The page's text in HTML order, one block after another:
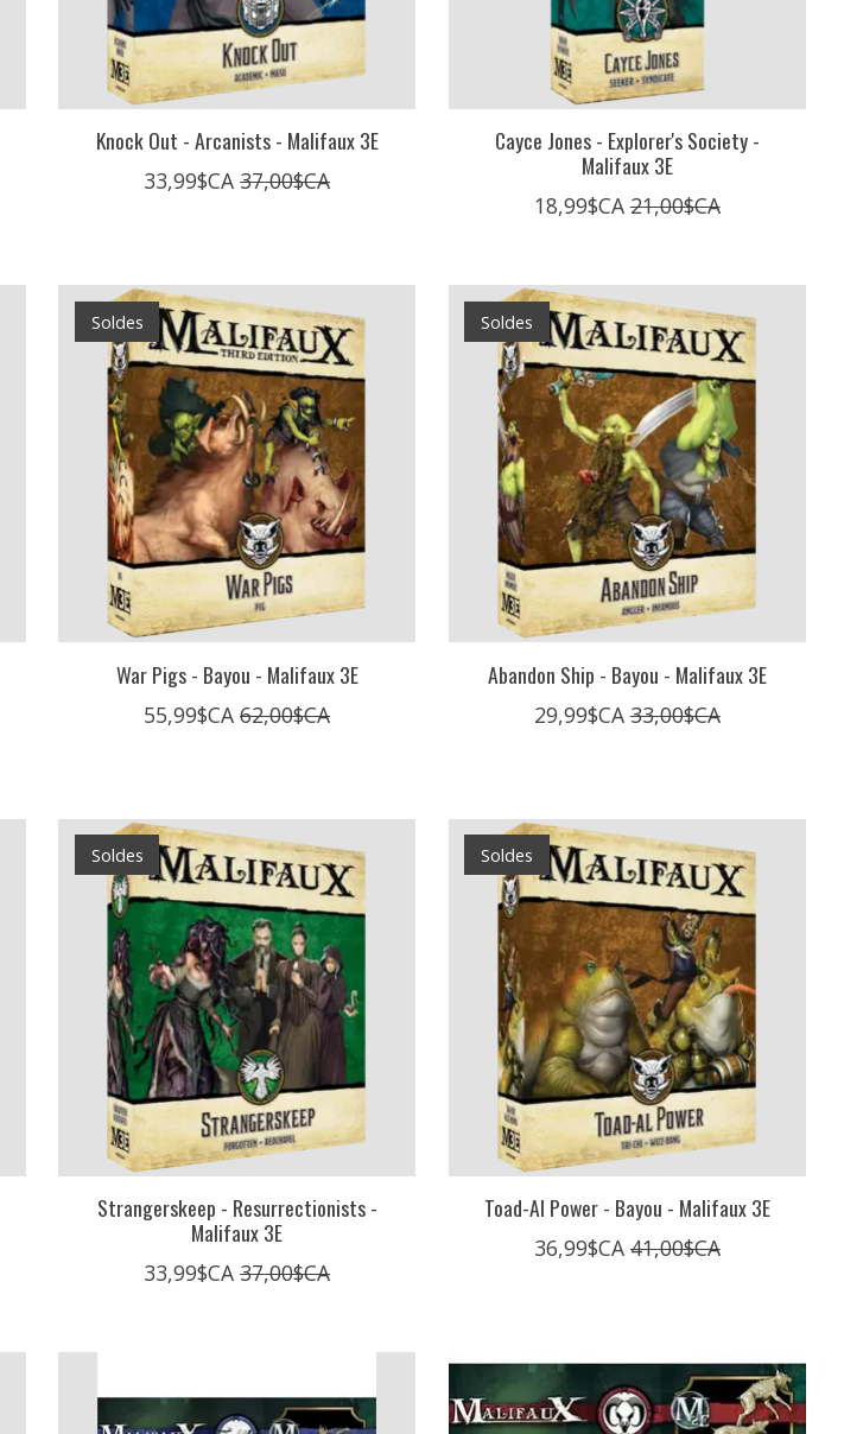
Knock Out - Arcanists - Malifaux 3E
33,99$CA 37,00$CA
Cayce Jones - Explorer's Society -
Malifaux 3E
18,99$CA 21,00$CA
Soldes
War Pigs - Bayou - Malifaux 3E
55,99$CA 62,00$CA
Soldes
Abandon Ship - Bayou - Malifaux 3E
29,99$CA 33,00$CA
Soldes
Strangerskeep - Resurrectionists -
Malifaux 3E
33,99$CA 37,00$CA
Soldes
Toad-Al Power - Bayou - Malifaux 3E
36,99$CA 41,00$CA